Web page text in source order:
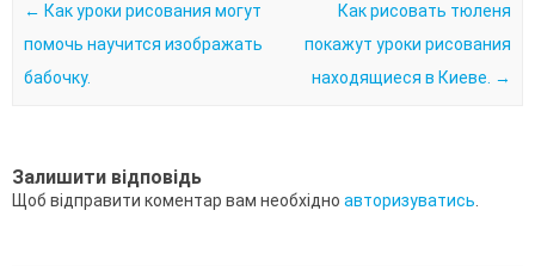
Post navigation
← Как уроки рисования могут
помочь научится изображать
бабочку.
Как рисовать тюленя
покажут уроки рисования
находящиеся в Киеве. →
Залишити відповідь
Щоб відправити коментар вам необхідно авторизуватись